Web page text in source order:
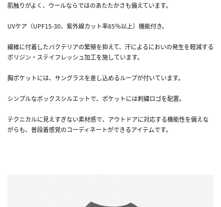
肌触りがよく、ウールならではのあたたかさも備えています。
UVケア（UPF15-30、紫外線カット率85％以上）機能付き。
繊維に付着したバクテリアの繁殖を抑えて、汗によるにおいの発生を軽減する
ポリジン・ステイフレッシュ加工を施しています。
胸ポケットには、サングラスを差し込めるループが付いています。
シンプルなボックスシルエットで、ポケットには刺繍ロゴを配置。
テクニカルに見えすぎない素材感で、アウトドアに対応する機能性を備えな
がらも、普段着感覚のコーディネートができるアイテムです。